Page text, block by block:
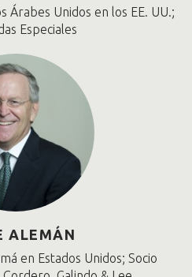
Árabes Unidos en los EE. UU.;
Especiales
ALEMÁN
en Estados Unidos; Socio